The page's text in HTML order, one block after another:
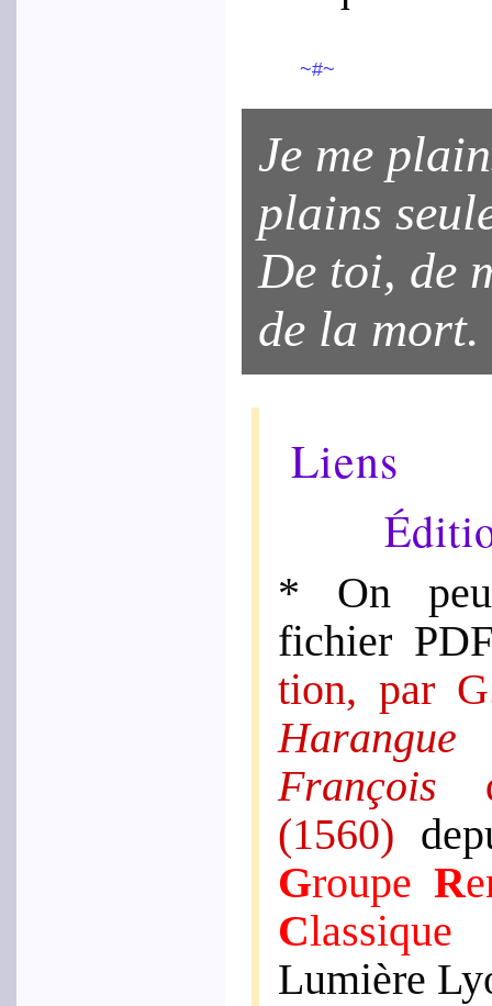
~#~
Je me
plains
De toi, de
de la mort.
Liens
* On
fichier
tion, par
François
(1560)
GroupeR
Classique
Lumière